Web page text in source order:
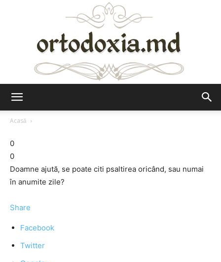
Acasă
0
0
Doamne ajută, se poate citi psaltirea oricând, sau numai
în anumite zile?
Share
Facebook
Twitter